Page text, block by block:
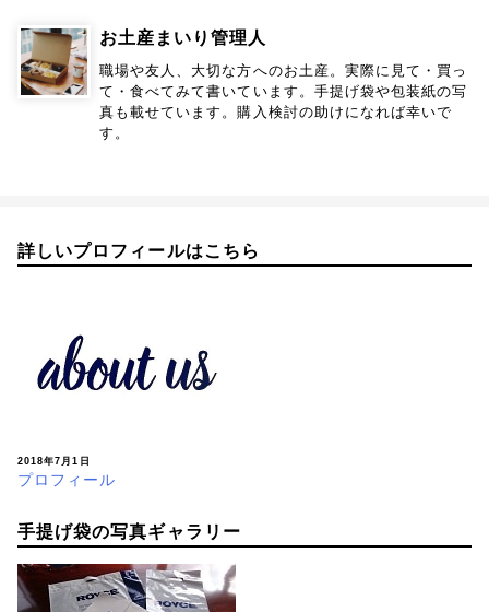
お土産まいり管理人
職場や友人、大切な方へのお土産。実際に見て・買っ
て・食べてみて書いています。手提げ袋や包装紙の写
真も載せています。購入検討の助けになれば幸いで
す。
詳しいプロフィールはこちら
2018年7月1日
プロフィール
手提げ袋の写真ギャラリー